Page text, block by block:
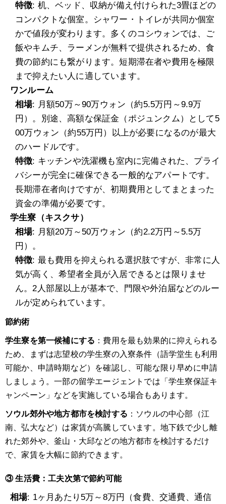
特徴: 机、ベッド、収納が備え付けられた3畳ほどの
コンパクトな個室。シャワー・トイレが共同か個室
かで値段が変わります。多くのコシウォンでは、ご
飯やキムチ、ラーメンが無料で提供されるため、食
費の節約にも繋がります。短期滞在者や費用を極限
まで抑えたい人に適しています。
ワンルーム
相場: 月額50万～90万ウォン（約5.5万円～9.9万
円）。別途、高額な保証金（ポジュンクム）として5
00万ウォン（約55万円）以上が必要になるのが最大
のハードルです。
特徴: キッチンや洗濯機も室内に完備された、プライ
バシーが完全に確保できる一般的なアパートです。
長期滞在者向けですが、初期費用としてまとまった
資金の準備が必要です。
学生寮（キスクサ）
相場: 月額20万～50万ウォン（約2.2万円～5.5万
円）。
特徴: 最も費用を抑えられる選択肢ですが、非常に人
気が高く、希望者全員が入居できるとは限りませ
ん。2人部屋以上が基本で、門限や外泊届などのルー
ルが定められています。
節約術
学生寮を第一候補にする ：費用を最も効果的に抑えられる
ため、まずは志望校の学生寮の入寮条件（語学堂生も利用
可能か、申請時期など）を確認し、可能な限り早めに申請
しましょう。一部の留学エージェントでは「学生寮保証キ
ャンペーン」などを実施している場合もあります。
ソウル郊外や地方都市を検討する ：ソウルの中心部（江
南、弘大など）は家賃が高騰しています。地下鉄で少し離
れた郊外や、釜山・大邱などの地方都市を検討するだけ
で、家賃を大幅に節約できます。
③ 生活費：工夫次第で節約可能
相場: 1ヶ月あたり5万～8万円（食費、交通費、通信